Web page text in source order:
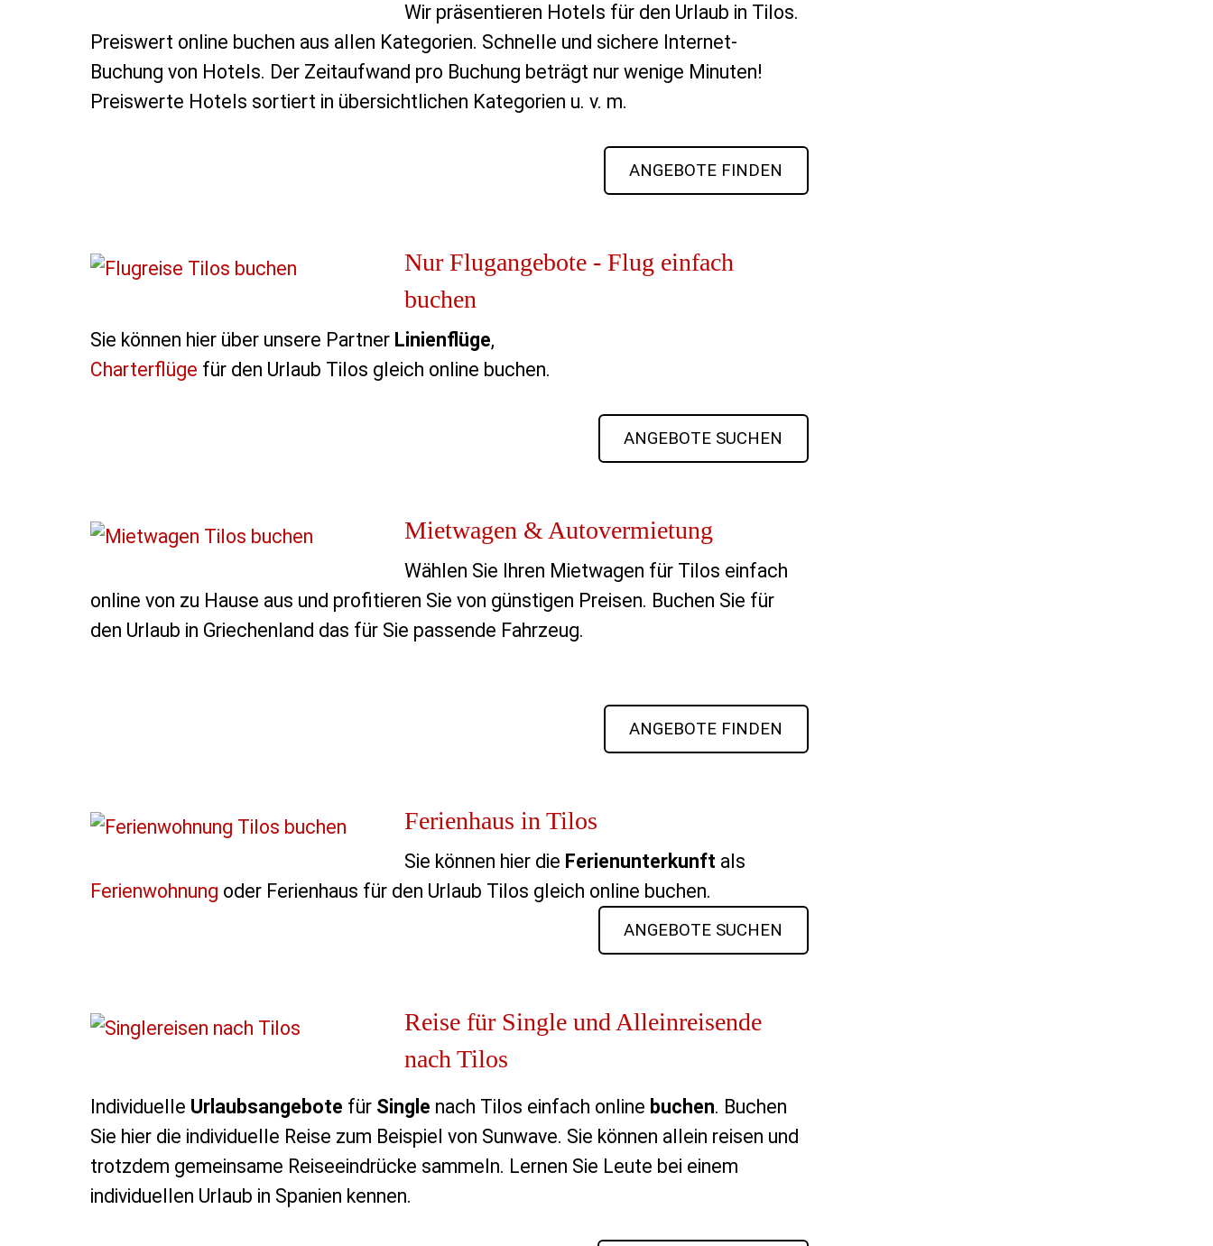
Wir präsentieren Hotels für den Urlaub in Tilos.
Preiswert online buchen aus allen Kategorien. Schnelle und sichere Internet-
Buchung von Hotels. Der Zeitaufwand pro Buchung beträgt nur wenige Minuten!
Preiswerte Hotels sortiert in übersichtlichen Kategorien u. v. m.
ANGEBOTE FINDEN
Nur Flugangebote - Flug einfach
buchen
Sie können hier über unsere Partner Linienflüge,
Charterflüge für den Urlaub Tilos gleich online buchen.
ANGEBOTE SUCHEN
Mietwagen & Autovermietung
Wählen Sie Ihren Mietwagen für Tilos einfach
online von zu Hause aus und profitieren Sie von günstigen Preisen. Buchen Sie für
den Urlaub in Griechenland das für Sie passende Fahrzeug.
ANGEBOTE FINDEN
Ferienhaus in Tilos
Sie können hier die Ferienunterkunft als
Ferienwohnung oder Ferienhaus für den Urlaub Tilos gleich online buchen.
ANGEBOTE SUCHEN
Reise für Single und Alleinreisende
nach Tilos
Individuelle Urlaubsangebote für Single nach Tilos einfach online buchen. Buchen
Sie hier die individuelle Reise zum Beispiel von Sunwave. Sie können allein reisen und
trotzdem gemeinsame Reiseeindrücke sammeln. Lernen Sie Leute bei einem
individuellen Urlaub in Spanien kennen.